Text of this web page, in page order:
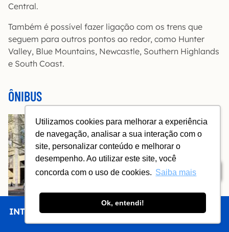
Utilizamos cookies para melhorar a experiência
de navegação, analisar a sua interação com o
site, personalizar conteúdo e melhorar o
desempenho. Ao utilizar este site, você
concorda com o uso de cookies. Saiba mais
Ok, entendi!
INTRO CHEGAR FICAR COMER FAZER
Índice
Central.
Também é possível fazer ligação com os trens que
seguem para outros pontos ao redor, como Hunter
Valley, Blue Mountains, Newcastle, Southern Highlands
e South Coast.
ÔNIBUS